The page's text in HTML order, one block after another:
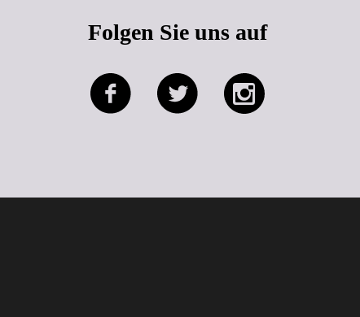
Folgen Sie uns auf